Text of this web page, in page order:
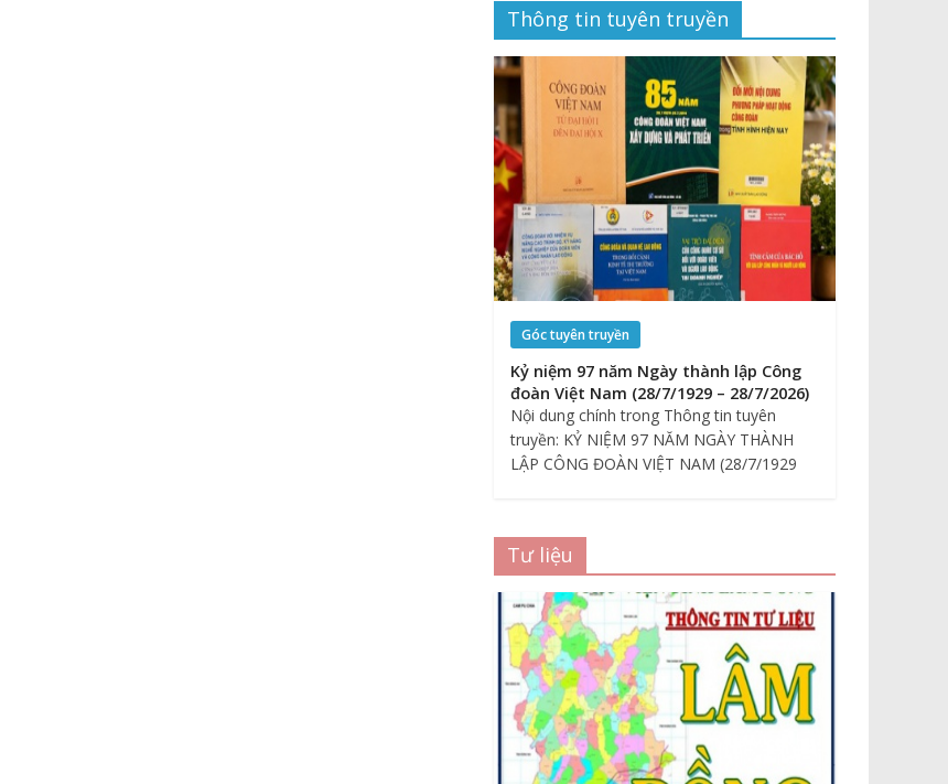
Thông tin tuyên truyền
Góc tuyên truyền
Kỷ niệm 97 năm Ngày thành lập Công
đoàn Việt Nam (28/7/1929 – 28/7/2026)
Nội dung chính trong Thông tin tuyên
truyền: KỶ NIỆM 97 NĂM NGÀY THÀNH
LẬP CÔNG ĐOÀN VIỆT NAM (28/7/1929
Tư liệu